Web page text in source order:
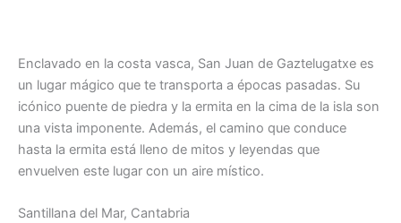
Enclavado en la costa vasca, San Juan de Gaztelugatxe es
un lugar mágico que te transporta a épocas pasadas. Su
icónico puente de piedra y la ermita en la cima de la isla son
una vista imponente. Además, el camino que conduce
hasta la ermita está lleno de mitos y leyendas que
envuelven este lugar con un aire místico.
Santillana del Mar, Cantabria